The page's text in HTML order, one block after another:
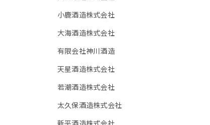
小鹿酒造株式会社
大海酒造株式会社
有限会社神川酒造
天星酒造株式会社
若潮酒造株式会社
太久保酒造株式会社
新平酒造株式会社